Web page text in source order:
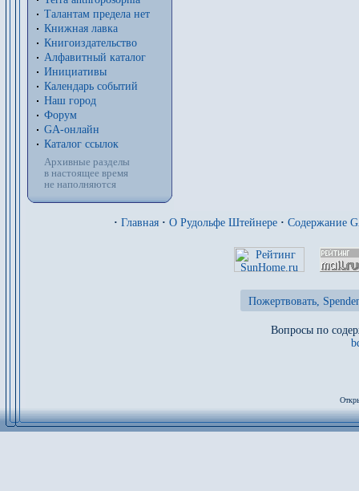
Талантам предела нет
Книжная лавка
Книгоиздательство
Алфавитный каталог
Инициативы
Календарь событий
Наш город
Форум
GA-онлайн
Каталог ссылок
Архивные разделы
в настоящее время
не наполняются
· Главная · О Рудольфе Штейнере · Содержание
Пожертвовать,
Вопросы по